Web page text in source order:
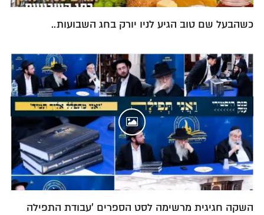
כשהבעל שם טוב הגיע לניו יורק בחג השבועות..
השקה חגיגית מרשימה לסט הספרים 'עבודת התפילה